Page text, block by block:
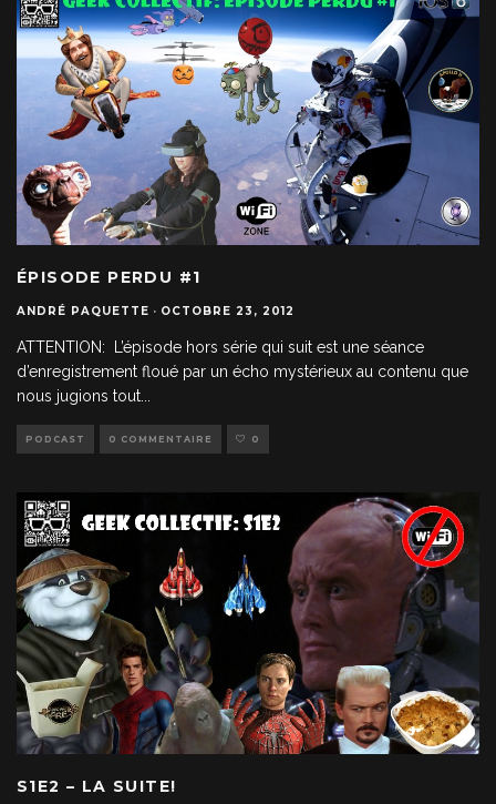
ÉPISODE PERDU #1
ANDRÉ PAQUETTE · OCTOBRE 23, 2012
ATTENTION: L’épisode hors série qui suit est une séance
d’enregistrement floué par un écho mystérieux au contenu que
nous jugions tout...
PODCAST 0 COMMENTAIRE 0
S1E2 – LA SUITE!